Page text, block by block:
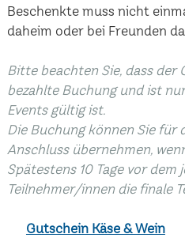
Beschenkte muss nicht
daheim oder bei Freunden
Bitte beachten Sie, dass der
bezahlte Buchung und ist
Events gültig ist.
Die Buchung können Sie
Anschluss übernehmen,
Spätestens 10 Tage vor dem
Teilnehmer/innen die finale
Gutschein Käse & Wein